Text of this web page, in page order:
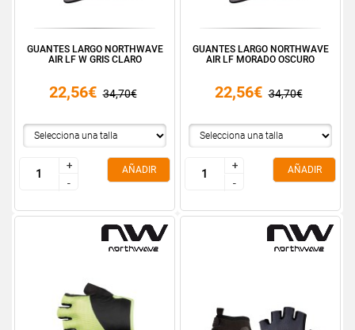
GUANTES LARGO NORTHWAVE
AIR LF W GRIS CLARO
22,56€ 34,70€
+
-
+
-
AÑADIR
GUANTES LARGO NORTHWAVE
AIR LF MORADO OSCURO
22,56€ 34,70€
+
-
+
-
AÑADIR